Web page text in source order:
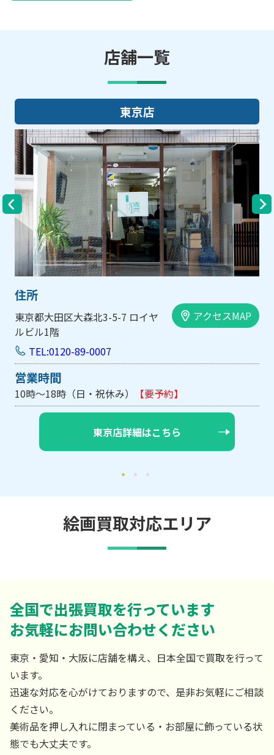
店舗一覧
大阪店
住所
大阪市中央区内平野町1-1-5 西大
手前ビル103号
アクセスMAP
TEL:0120-89-0007
営業時間
10時～18時（日・祝休み/土曜は不定休）
大阪店詳細はこちら
絵画買取対応エリア
全国で出張買取を行っています
お気軽にお問い合わせください
東京・愛知・大阪に店舗を構え、日本全国で買取を行って
います。
迅速な対応を心がけておりますので、是非お気軽にご相談
ください。
美術品を押し入れに閉まっている・お部屋に飾っている状
態でも大丈夫です。